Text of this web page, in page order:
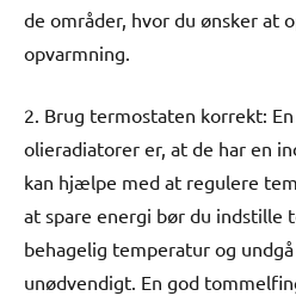
de områder, hvor du ønsker at
opvarmning.
2. Brug termostaten korrekt:
olieradiatorer er, at de har en
kan hjælpe med at regulere
at spare energi bør du indstille
behagelig temperatur og
unødvendigt. En god